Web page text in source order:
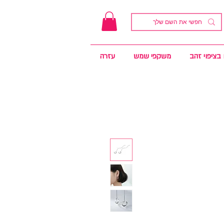
זהב משקפי שמש עזרה